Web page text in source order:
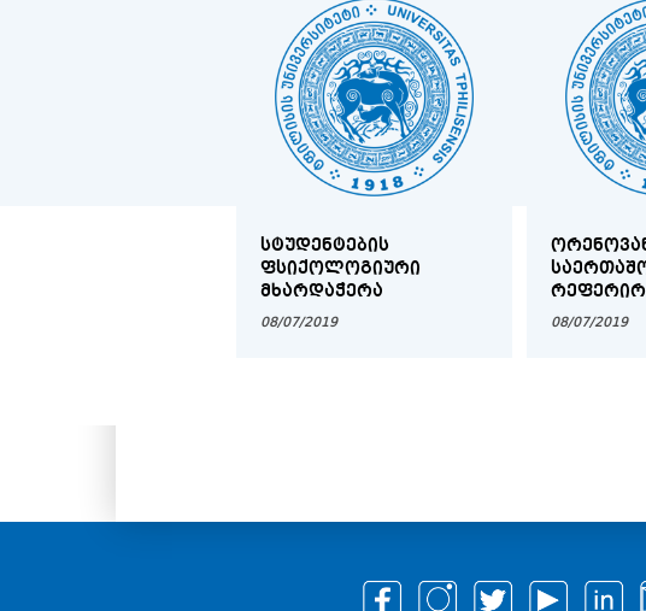
ᲡᲢᲣᲓᲔᲜᲢᲔᲑᲘᲡ
ᲤᲡᲘᲥᲝᲚᲝᲒᲘᲣᲠᲘ
ᲛᲮᲐᲠᲓᲐᲭᲔᲠᲐ
08/07/2019
ᲥᲐᲠᲗᲣᲚᲘ
08/07/2019